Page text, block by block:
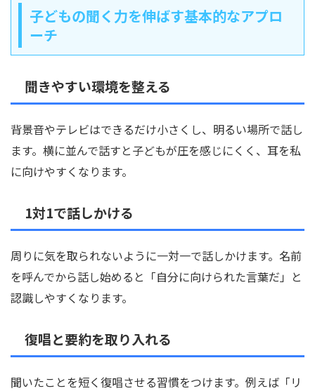
子どもの聞く力を伸ばす基本的なアプロ
ーチ
聞きやすい環境を整える
背景音やテレビはできるだけ小さくし、明るい場所で話し
ます。横に並んで話すと子どもが圧を感じにくく、耳を私
に向けやすくなります。
1対1で話しかける
周りに気を取られないように一対一で話しかけます。名前
を呼んでから話し始めると「自分に向けられた言葉だ」と
認識しやすくなります。
復唱と要約を取り入れる
聞いたことを短く復唱させる習慣をつけます。例えば「リ